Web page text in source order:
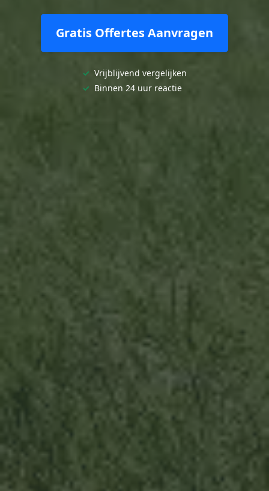
Gratis Offertes Aanvragen
✓ Vrijblijvend vergelijken
✓ Binnen 24 uur reactie